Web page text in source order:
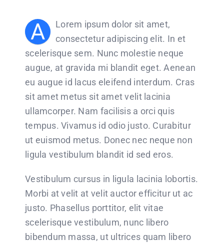
A
Lorem ipsum dolor sit amet,
consectetur adipiscing elit. In et
scelerisque sem. Nunc molestie neque
augue, at gravida mi blandit eget. Aenean
eu augue id lacus eleifend interdum. Cras
sit amet metus sit amet velit lacinia
ullamcorper. Nam facilisis a orci quis
tempus. Vivamus id odio justo. Curabitur
ut euismod metus. Donec nec neque non
ligula vestibulum blandit id sed eros.
Vestibulum cursus in ligula lacinia lobortis.
Morbi at velit at velit auctor efficitur ut ac
justo. Phasellus porttitor, elit vitae
scelerisque vestibulum, nunc libero
bibendum massa, ut ultrices quam libero